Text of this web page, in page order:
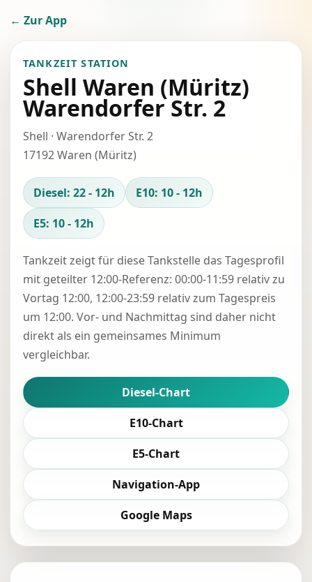
← Zur App
TANKZEIT STATION
Shell Waren (Müritz)
Warendorfer Str. 2
Shell · Warendorfer Str. 2
17192 Waren (Müritz)
Diesel: 22 - 12h
E10: 10 - 12h
E5: 10 - 12h
Tankzeit zeigt für diese Tankstelle das Tagesprofil
mit geteilter 12:00-Referenz: 00:00-11:59 relativ zu
Vortag 12:00, 12:00-23:59 relativ zum Tagespreis
um 12:00. Vor- und Nachmittag sind daher nicht
direkt als ein gemeinsames Minimum
vergleichbar.
Diesel-Chart
E10-Chart
E5-Chart
Navigation-App
Google Maps